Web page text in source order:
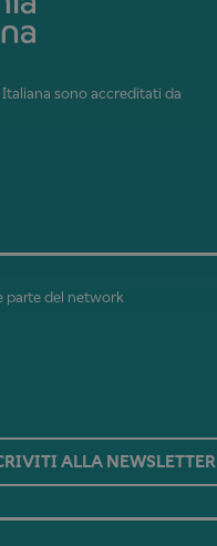
sono accreditati da
parte del network
ALLA NEWSLETTER